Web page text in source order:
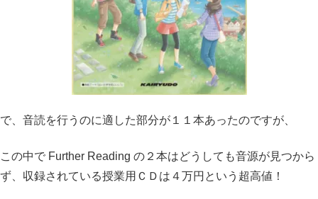
で、音読を行うのに適した部分が１１本あったのですが、
この中で Further Reading の２本はどうしても音源が見つから
ず、収録されている授業用ＣＤは４万円という超高値！